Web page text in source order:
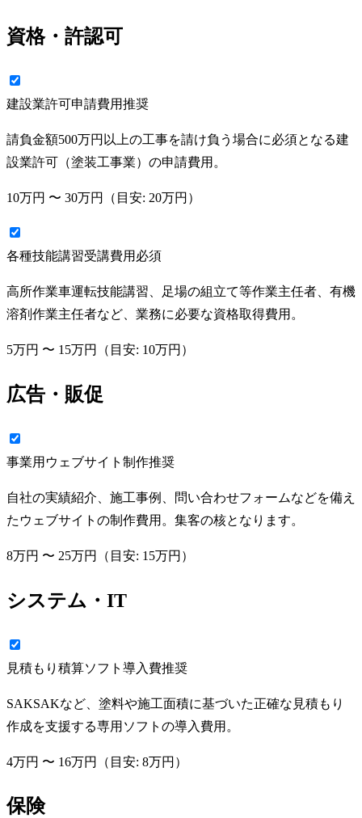
資格・許認可
建設業許可申請費用推奨
請負金額500万円以上の工事を請け負う場合に必須となる建
設業許可（塗装工事業）の申請費用。
10万円 〜 30万円 （目安: 20万円 ）
各種技能講習受講費用 必須
高所作業車運転技能講習、足場の組立て等作業主任者、有機
溶剤作業主任者など、業務に必要な資格取得費用。
5万円 〜 15万円 （目安: 10万円 ）
広告・販促
事業用ウェブサイト制作推奨
自社の実績紹介、施工事例、問い合わせフォームなどを備え
たウェブサイトの制作費用。集客の核となります。
8万円 〜 25万円 （目安: 15万円 ）
システム・IT
見積もり積算ソフト導入費推奨
SAKSAKなど、塗料や施工面積に基づいた正確な見積もり
作成を支援する専用ソフトの導入費用。
4万円 〜 16万円 （目安: 8万円 ）
保険